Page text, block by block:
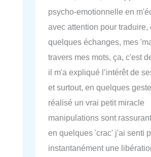
psycho-emotionnelle en
avec attention pour traduire,
quelques échanges, mes
travers mes mots, ça, c'est
il m'a expliqué l’intérêt de
et surtout, en quelques
réalisé un vrai petit miracle
manipulations sont
en quelques 'crac' j'ai senti
instantanément une